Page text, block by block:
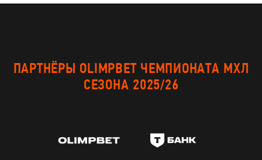
ПАРТНЁРЫ OLIMPBET ЧЕМПИОНАТА МХЛ
СЕЗОНА 2025/26